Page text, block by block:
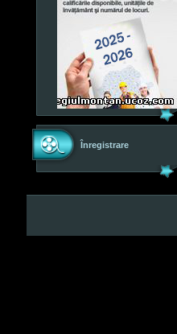
Înregistrare